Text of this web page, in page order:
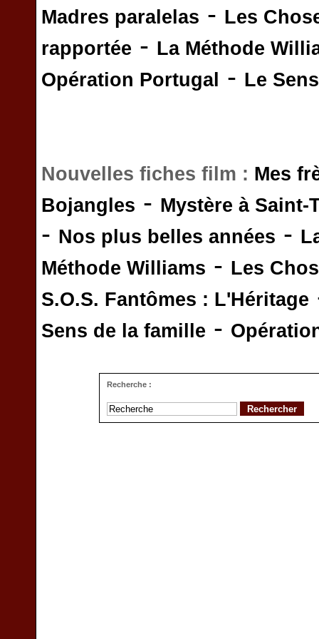
Madres paralelas - Les
rapportée - La Méthode
Opération Portugal
- Le
Nouvelles fiches film : Mes
Bojangles - Mystère à Saint-
- Nos plus belles années -
Méthode Williams - Les
S.O.S. Fantômes : L'Héritage
Sens de la famille -
Recherche :